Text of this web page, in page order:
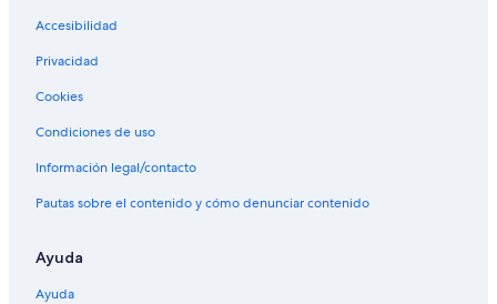
Accesibilidad
Privacidad
Cookies
Condiciones de uso
Información legal/contacto
Pautas sobre el contenido y cómo denunciar contenido
Ayuda
Ayuda